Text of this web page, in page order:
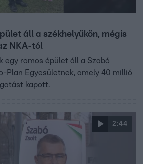
áll a székhelyükön, mégis
NKA-tól
egy romos épület áll a Szabó
Plan Egyesületnek, amely 40 millió
kapott.
2:44